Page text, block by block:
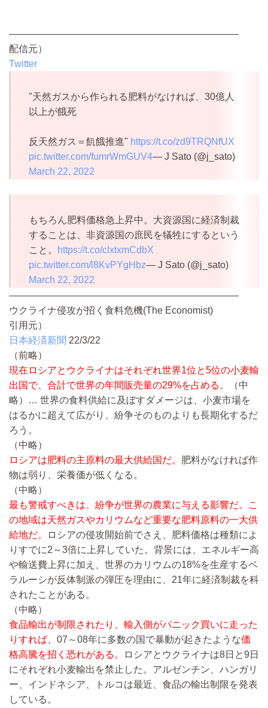
————————————————————————
配信元）
Twitter
"天然ガスから作られる肥料がなければ、30億人
以上が餓死
反天然ガス＝飢餓推進" https://t.co/zd9TRQNfUX
pic.twitter.com/fumrWmGUV4— J Sato (@j_sato)
March 22, 2022
もちろん肥料価格急上昇中。大資源国に経済制裁
することは、非資源国の庶民を犠牲にするという
こと。
https://t.co/clxtxmCdbX
pic.twitter.com/l8KvPYgHbz— J Sato (@j_sato)
March 22, 2022
————————————————————————
ウクライナ侵攻が招く食料危機(The Economist)
引用元）
日本経済新聞 22/3/22
（前略）
現在ロシアとウクライナはそれぞれ世界1位と5位の小麦輸
出国で、合計で世界の年間販売量の29%を占める。
（中
略）… 世界の食料供給に及ぼすダメージは、小麦市場を
はるかに超えて広がり、紛争そのものよりも長期化するだ
ろう。
（中略）
ロシアは肥料の主原料の最大供給国だ。
肥料がなければ作
物は弱り、栄養価が低くなる。
（中略）
最も警戒すべきは、紛争が世界の農業に与える影響だ。こ
の地域は天然ガスやカリウムなど重要な肥料原料の一大供
給地だ。
ロシアの侵攻開始前でさえ、肥料価格は種類によ
りすでに2～3倍に上昇していた。背景には、エネルギー高
や輸送費上昇に加え、世界のカリウムの18%を生産するベ
ラルーシが反体制派の弾圧を理由に、21年に経済制裁を科
されたことがある。
（中略）
食品輸出が制限されたり、輸入側がパニック買いに走った
りすれば、 07～08年に多数の国で暴動が起きたような価
格高騰を招く恐れがある。
ロシアとウクライナは8日と9日
にそれぞれ小麦輸出を禁止した。アルゼンチン、ハンガリ
ー、インドネシア、トルコは最近、食品の輸出制限を発表
している。